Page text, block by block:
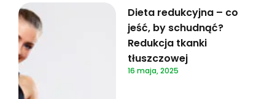
Dieta redukcyjna – co
jeść, by schudnąć?
Redukcja tkanki
tłuszczowej
16 maja, 2025